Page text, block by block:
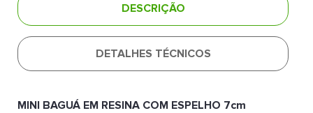
DESCRIÇÃO
DETALHES TÉCNICOS
MINI BAGUÁ EM RESINA COM ESPELHO 7cm